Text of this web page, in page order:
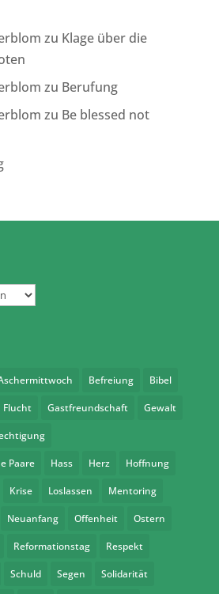
zu Klage über die
zu Berufung
zu Be blessed not
Befreiung Bibel
Flucht Gastfreundschaft Gewalt
Paare Hass Herz Hoffnung
Krise Loslassen Mentoring
Neuanfang Offenheit Ostern
Reformationstag Respekt
Schuld Segen Solidarität